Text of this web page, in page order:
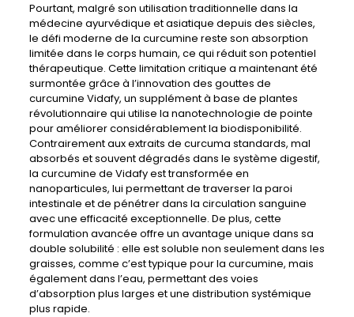
Pourtant, malgré son utilisation traditionnelle dans la
médecine ayurvédique et asiatique depuis des siècles,
le défi moderne de la curcumine reste son absorption
limitée dans le corps humain, ce qui réduit son potentiel
thérapeutique. Cette limitation critique a maintenant été
surmontée grâce à l’innovation des gouttes de
curcumine Vidafy, un supplément à base de plantes
révolutionnaire qui utilise la nanotechnologie de pointe
pour améliorer considérablement la biodisponibilité.
Contrairement aux extraits de curcuma standards, mal
absorbés et souvent dégradés dans le système digestif,
la curcumine de Vidafy est transformée en
nanoparticules, lui permettant de traverser la paroi
intestinale et de pénétrer dans la circulation sanguine
avec une efficacité exceptionnelle. De plus, cette
formulation avancée offre un avantage unique dans sa
double solubilité : elle est soluble non seulement dans les
graisses, comme c’est typique pour la curcumine, mais
également dans l’eau, permettant des voies
d’absorption plus larges et une distribution systémique
plus rapide.